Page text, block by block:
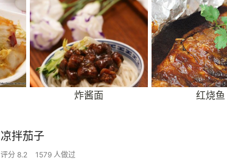
炸酱面 红烧鱼
凉拌茄子
评分 8.2 1579 人做过